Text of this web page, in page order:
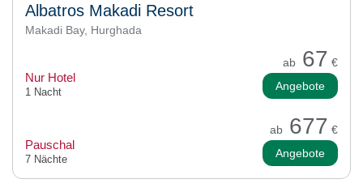
Albatros Makadi Resort
Makadi Bay, Hurghada
ab 67 €
Nur Hotel
1 Nacht Angebote
ab 677 €
Pauschal
7 Nächte Angebote